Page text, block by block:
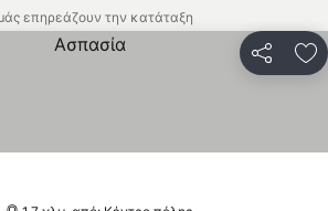
επηρεάζουν την κατάταξη